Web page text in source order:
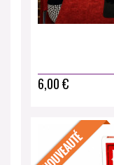
6,00 €